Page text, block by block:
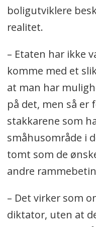
boligutviklere
realitet.
– Etaten har ikke
komme med et
at man har
på det, men så er
stakkarene som
småhusområde i
tomt som de
andre
– Det virker som
diktator, uten at